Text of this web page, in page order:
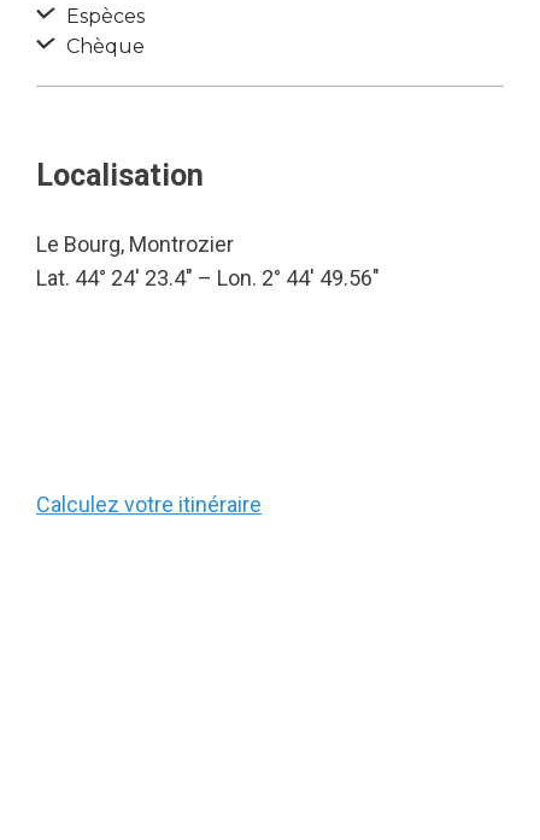
Espèces
Chèque
Localisation
Le Bourg, Montrozier
Lat. 44° 24′ 23.4″ – Lon. 2° 44′ 49.56″
Calculez votre itinéraire